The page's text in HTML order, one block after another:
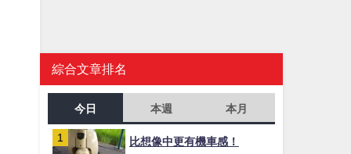
綜合文章排名
今日 本週 本月
比想像中更有機車感！